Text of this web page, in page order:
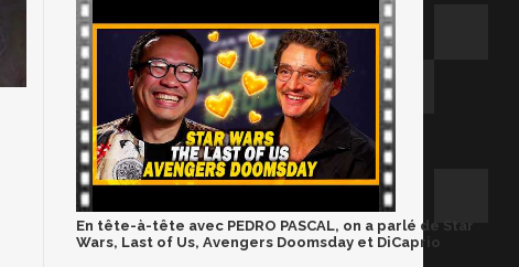
En tête-à-tête avec PEDRO PASCAL, on a parlé de Star
Wars, Last of Us, Avengers Doomsday et DiCaprio